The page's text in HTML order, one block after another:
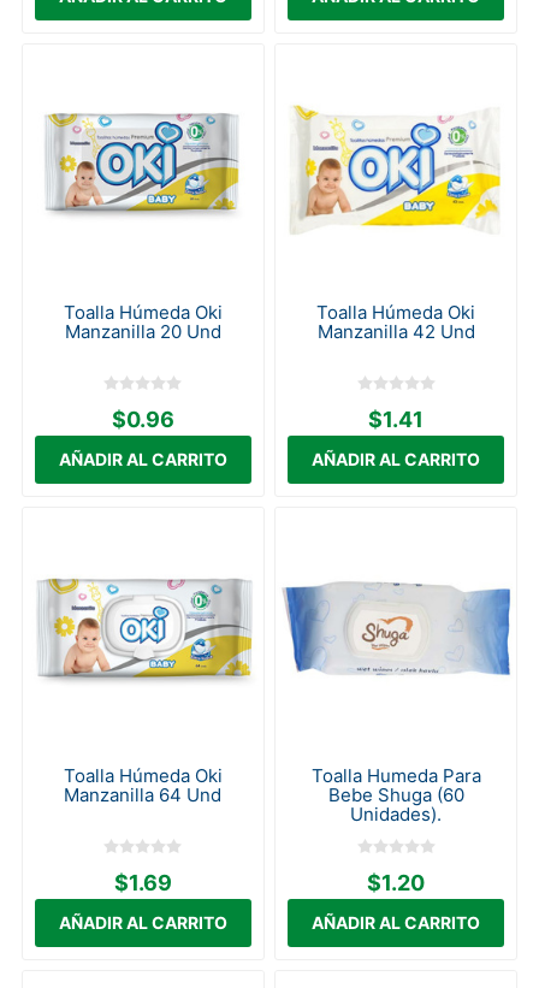
Toalla Húmeda Oki
Manzanilla 20 Und
$0.96
Toalla Húmeda Oki
Manzanilla 42 Und
$1.41
Toalla Húmeda Oki
Manzanilla 64 Und
$1.69
Toalla Humeda Para
Bebe Shuga (60
Unidades).
$1.20